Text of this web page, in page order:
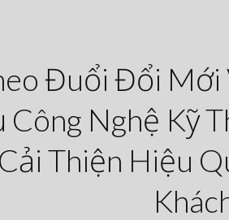
Đuổi Đổi Mới
Công Nghệ Kỹ
Thiện Hiệu